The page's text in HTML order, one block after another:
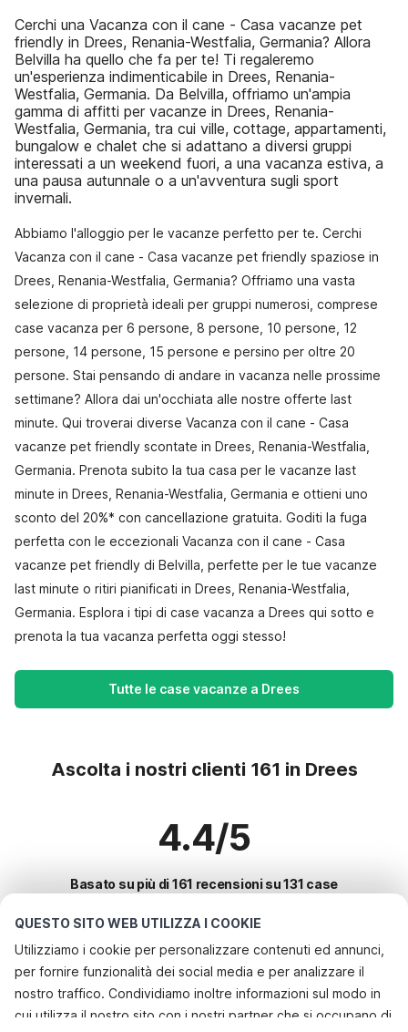
QUESTO SITO WEB UTILIZZA I COOKIE
Utilizziamo i cookie per personalizzare contenuti ed annunci,
per fornire funzionalità dei social media e per analizzare il
nostro traffico. Condividiamo inoltre informazioni sul modo in
cui utilizza il nostro sito con i nostri partner che si occupano di
Cerchi una Vacanza con il cane - Casa vacanze pet
friendly in Drees, Renania-Westfalia, Germania? Allora
Belvilla ha quello che fa per te! Ti regaleremo
un'esperienza indimenticabile in Drees, Renania-
Westfalia, Germania. Da Belvilla, offriamo un'ampia
gamma di affitti per vacanze in Drees, Renania-
Westfalia, Germania, tra cui ville, cottage, appartamenti,
bungalow e chalet che si adattano a diversi gruppi
interessati a un weekend fuori, a una vacanza estiva, a
una pausa autunnale o a un'avventura sugli sport
invernali.
Abbiamo l'alloggio per le vacanze perfetto per te. Cerchi
Vacanza con il cane - Casa vacanze pet friendly spaziose in
Drees, Renania-Westfalia, Germania? Offriamo una vasta
selezione di proprietà ideali per gruppi numerosi, comprese
case vacanza per 6 persone, 8 persone, 10 persone, 12
persone, 14 persone, 15 persone e persino per oltre 20
persone. Stai pensando di andare in vacanza nelle prossime
settimane? Allora dai un'occhiata alle nostre offerte last
minute. Qui troverai diverse Vacanza con il cane - Casa
vacanze pet friendly scontate in Drees, Renania-Westfalia,
Germania. Prenota subito la tua casa per le vacanze last
minute in Drees, Renania-Westfalia, Germania e ottieni uno
sconto del 20%* con cancellazione gratuita. Goditi la fuga
perfetta con le eccezionali Vacanza con il cane - Casa
vacanze pet friendly di Belvilla, perfette per le tue vacanze
last minute o ritiri pianificati in Drees, Renania-Westfalia,
Germania. Esplora i tipi di case vacanza a Drees qui sotto e
prenota la tua vacanza perfetta oggi stesso!
Tutte le case vacanze a Drees
Ascolta i nostri clienti 161 in Drees
4.4/5
Basato su più di 161 recensioni su 131 case
Le destinazioni più popolari per le
vacanze
Città con i migliori servizi per le vacanze